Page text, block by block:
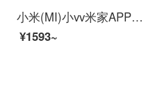
小米(MI)小vv米家APPパノラマアビデオ防水防塵パノラマ赤外線夜視AI人型探測アウトラーヌ停電防止カメラ[米家APP]xiaov Adoka Mede
¥1593~